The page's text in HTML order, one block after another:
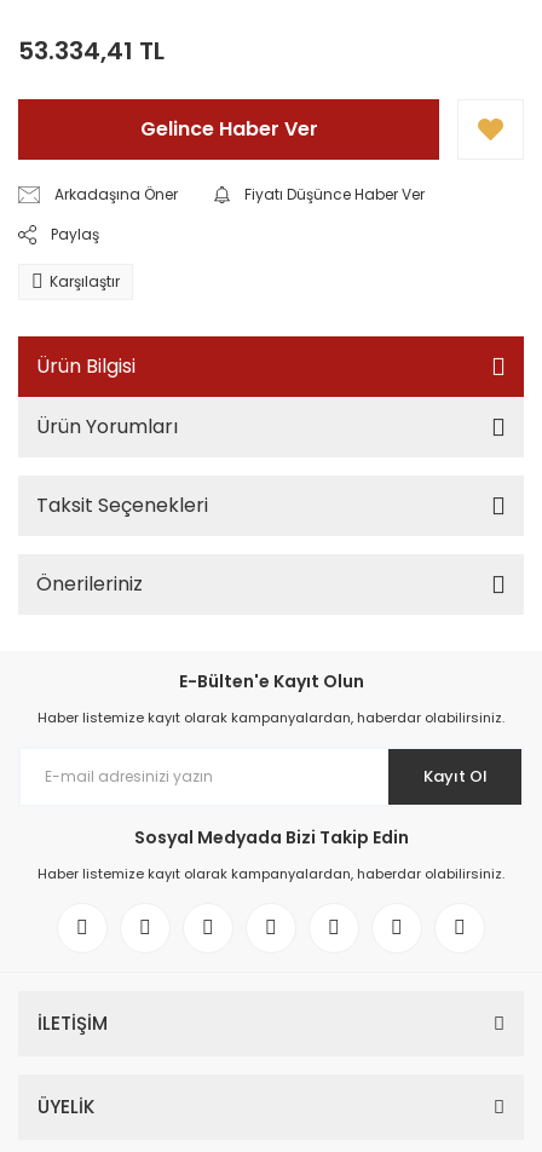
53.334,41 TL
Gelince Haber Ver
Arkadaşına Öner
Fiyatı Düşünce Haber Ver
Paylaş
Karşılaştır
Ürün Bilgisi
Ürün Yorumları
Taksit Seçenekleri
Önerileriniz
E-Bülten'e Kayıt Olun
Haber listemize kayıt olarak kampanyalardan, haberdar olabilirsiniz.
Kayıt Ol
Sosyal Medyada Bizi Takip Edin
Haber listemize kayıt olarak kampanyalardan, haberdar olabilirsiniz.
İLETİŞİM
ÜYELİK